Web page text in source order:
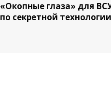
«Окопные глаза» для
по секретной технологии